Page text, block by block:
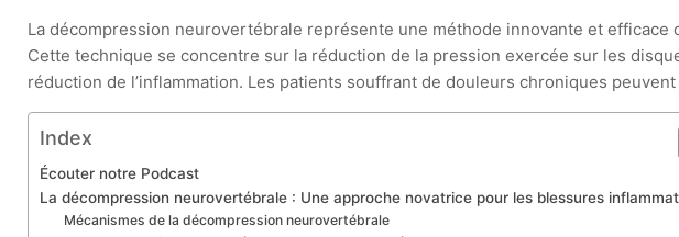
La décompression neurovertébrale représente une méthode innovante et
Cette technique se concentre sur la réduction de la pression exercée sur les
réduction de l’inflammation. Les patients souffrant de douleurs chroniques
Index
Écouter notre Podcast
La décompression neurovertébrale : Une approche novatrice pour les blessures
Mécanismes de la décompression neurovertébrale